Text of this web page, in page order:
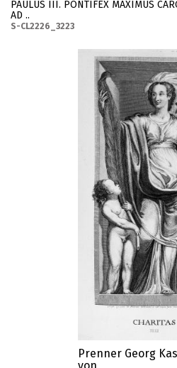
PAULUS III. PONTIFEX MAXIMUS
AD ..
S-CL2226_3223
Prenner Georg